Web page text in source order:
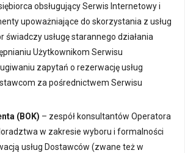
obsługujący Serwis Internetowy i
upoważniające do skorzystania z usług
świadczy usługę starannego działania
Użytkownikom Serwisu
zapytań o rezerwację usług
za pośrednictwem Serwisu
(BOK) – zespół konsultantów Operatora
w zakresie wyboru i formalności
usług Dostawców (zwane też w